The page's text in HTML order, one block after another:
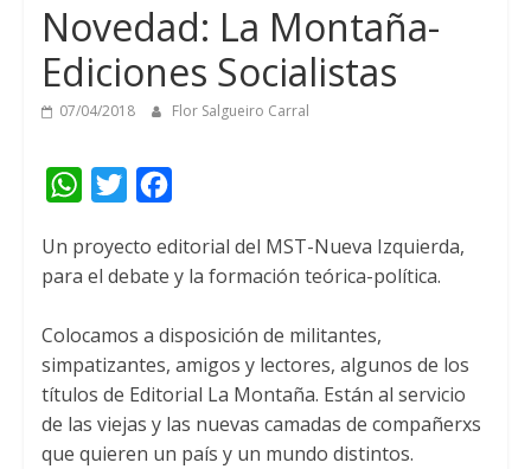
Novedad: La Montaña-
Ediciones Socialistas
07/04/2018 Flor Salgueiro Carral
W
a
t
s
A
p
p
i
t
t
e
r
c
e
b
o
o
k
Un proyecto editorial del MST-Nueva Izquierda,
para el debate y la formación teórica-política.
Colocamos a disposición de militantes,
simpatizantes, amigos y lectores, algunos de los
títulos de Editorial La Montaña. Están al servicio
de las viejas y las nuevas camadas de compañerxs
que quieren un país y un mundo distintos.